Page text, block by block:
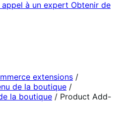
appel à un expert Obtenir de
extensions /
de la boutique /
la boutique / Product Add-